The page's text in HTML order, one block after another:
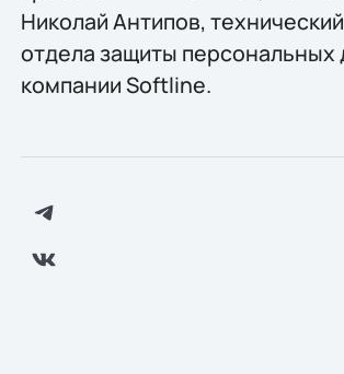
Николай Антипов,
отдела защиты персональных
компании Softline.